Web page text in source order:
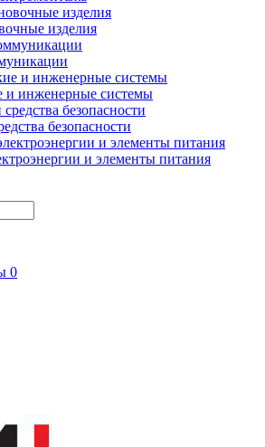
изделия
и инженерные системы
безопасности
и элементы питания
0